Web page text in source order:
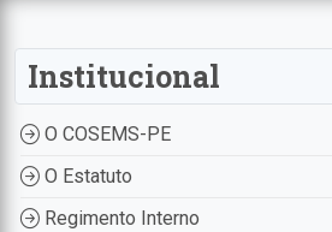
Institucional
O COSEMS-PE
O Estatuto
Regimento Interno